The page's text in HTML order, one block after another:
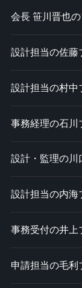
会長 笹川晋也
設計担当の佐藤
設計担当の村中
事務経理の石川
設計・監理の川
設計担当の内海
事務受付の井上
申請担当の毛利